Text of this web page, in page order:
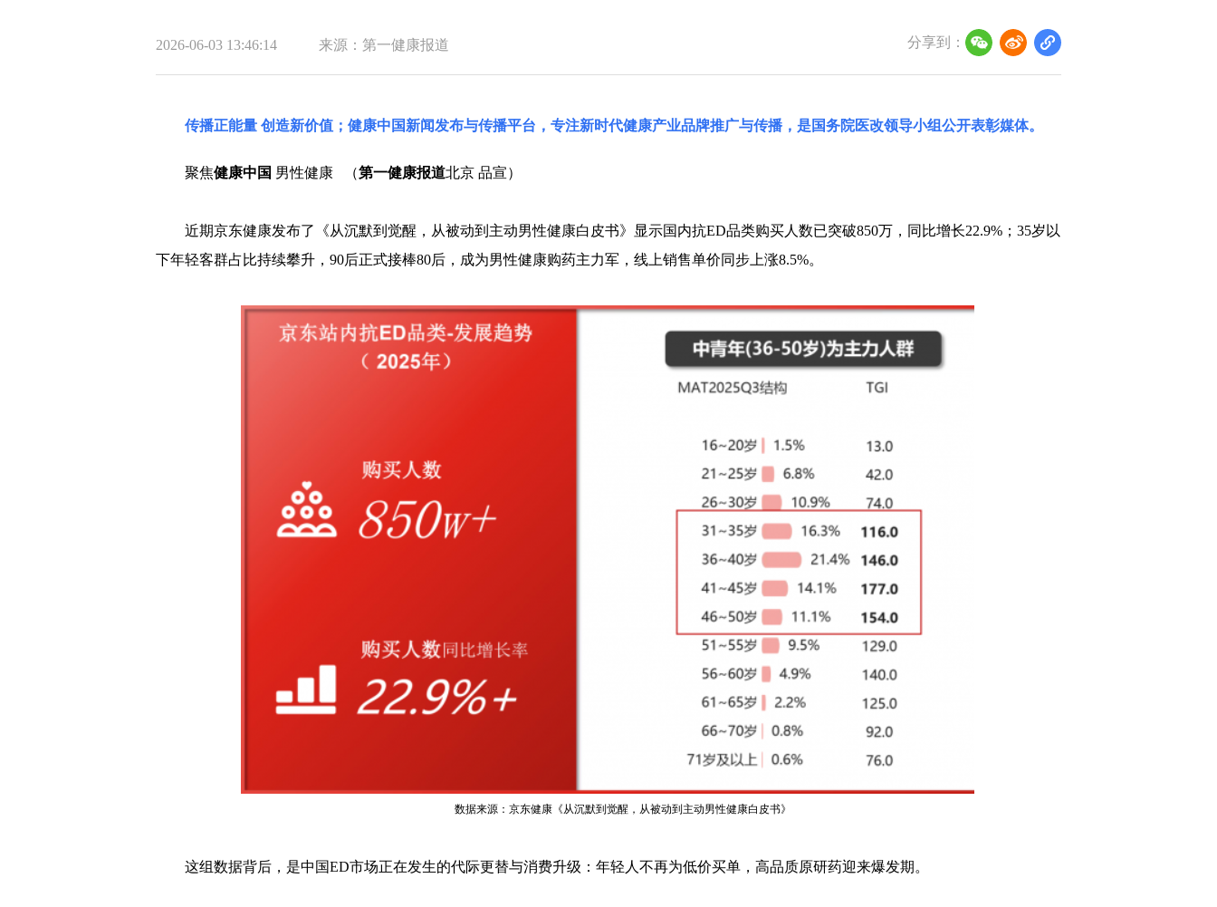
2026-06-03 13:46:14 来源：第一健康报道 分享到：
传播正能量 创造新价值；健康中国新闻发布与传播平台，专注新时代健康产业品牌推广与传播，是国务院医改领导小组公开表彰媒体。
聚焦健康中国 男性健康 （第一健康报道北京 品宣）
近期京东健康发布了《从沉默到觉醒，从被动到主动男性健康白皮书》显示国内抗ED品类购买人数已突破850万，同比增长22.9%；35岁以
下年轻客群占比持续攀升，90后正式接棒80后，成为男性健康购药主力军，线上销售单价同步上涨8.5%。
数据来源：京东健康《从沉默到觉醒，从被动到主动男性健康白皮书》
这组数据背后，是中国ED市场正在发生的代际更替与消费升级：年轻人不再为低价买单，高品质原研药迎来爆发期。